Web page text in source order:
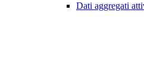
Dati aggregati